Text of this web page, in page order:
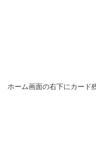
ホーム画面の右下にカード